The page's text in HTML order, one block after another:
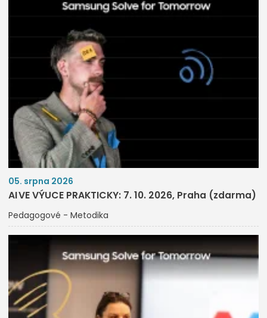
05. srpna 2026
AI VE VÝUCE PRAKTICKY: 7. 10. 2026, Praha (zdarma)
Pedagogové - Metodika